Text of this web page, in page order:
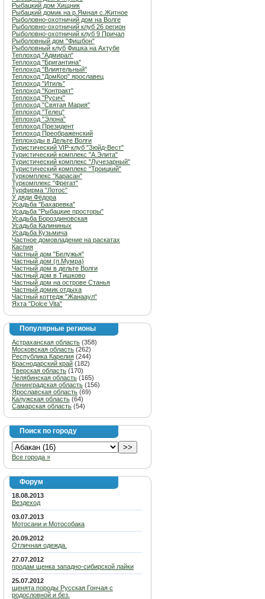
Рыбацкий дом Хищник
Рыбацкий домик на р.Ямная с.Житное
Рыболовно-охотничий дом на Волге
Рыболовно-охотничий клуб 26 регион
Рыболовно-охотничий клуб 9 Причал
Рыболовный дом "Фишбон"
Рыболовный клуб Фишка на Ахтубе
Теплоход "Адмирал"
Теплоход "Бригантина"
Теплоход "Влиятельный"
Теплоход "ДомКор" ярославец
Теплоход "Итиль"
Теплоход "Контракт"
Теплоход "Русич"
Теплоход "Святая Мария"
Теплоход "Телец"
Теплоход "Элона"
Теплоход Президент
Теплоход Преображенский
Теплоходы в Дельте Волги
Туристический VIP-клуб "Зюйд-Вест"
Туристический комплекс "А.Элита"
Туристический комплекс "Лучезарный"
Туристический комплекс "Троицкий"
Туркомплекс "Карасан"
Туркомплекс "Фрегат"
Турфирма "Лотос"
У дяди Фёдора
Усадьба "Бахаревка"
Усадьба "Рыбацкие просторы"
Усадьба Бороздиновская
Усадьба Калининых
Усадьба Кузьмича
Частное домовладение на раскатах
Каспия
Частный дом "Белужья"
Частный дом (п.Мумра)
Частный дом в дельте Волги
Частный дом в Тишково
Частный дом на острове Станья
Частный домик отдыха
Частный коттедж "Жанааул"
Яхта "Dolce Vita"
Популярные регионы
Астраханская область (358)
Московская область (262)
Республика Карелия (244)
Краснодарский край (182)
Тверская область (170)
Челябинская область (165)
Ленинградская область (156)
Ярославская область (69)
Калужская область (64)
Самарская область (54)
Поиск по городу
Все города »
Форум
18.08.2013
Вездеход
03.07.2013
Мотосани и Мотособака
20.09.2012
Отличная одежда.
27.07.2012
продам щенка западно-сибирской лайки
25.07.2012
щенята породы Русская Гончая с
родословной и без.